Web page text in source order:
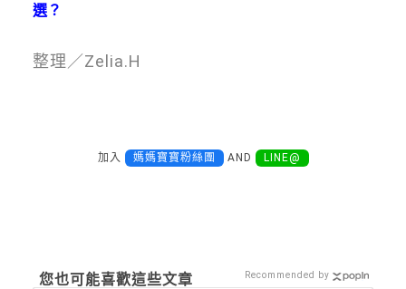
選？
整理／Zelia.H
加入 媽媽寶寶粉絲團 AND LINE@
您也可能喜歡這些文章 Recommended by